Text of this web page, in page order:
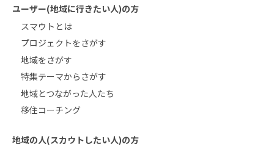
ユーザー(地域に行きたい人)の方
スマウトとは
プロジェクトをさがす
地域をさがす
特集テーマからさがす
地域とつながった人たち
移住コーチング
地域の人(スカウトしたい人)の方